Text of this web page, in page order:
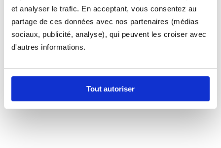
et analyser le trafic. En acceptant, vous consentez au
partage de ces données avec nos partenaires (médias
sociaux, publicité, analyse), qui peuvent les croiser avec
d'autres informations.
Tout autoriser